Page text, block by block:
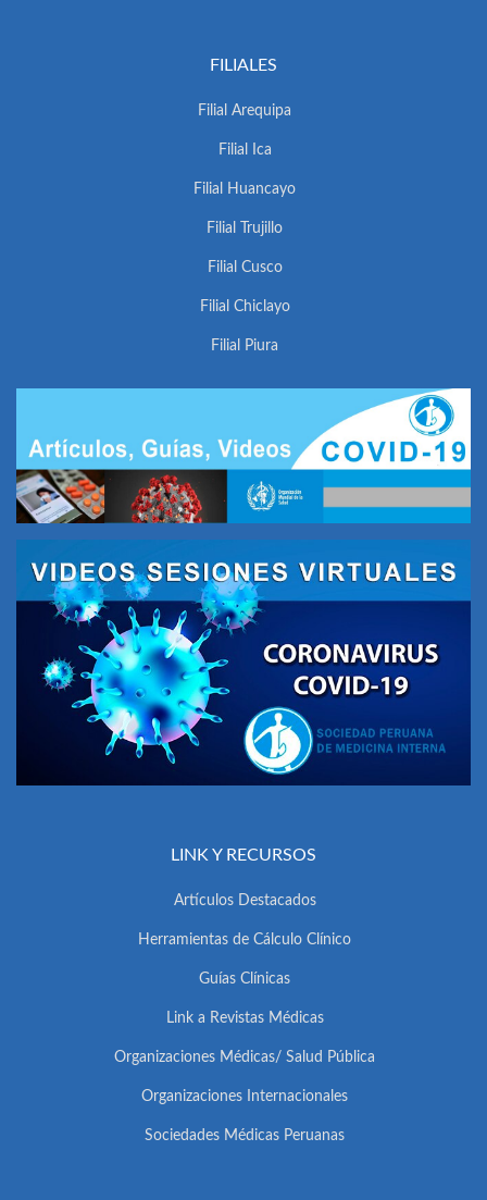
FILIALES
Filial Arequipa
Filial Ica
Filial Huancayo
Filial Trujillo
Filial Cusco
Filial Chiclayo
Filial Piura
LINK Y RECURSOS
Artículos Destacados
Herramientas de Cálculo Clínico
Guías Clínicas
Link a Revistas Médicas
Organizaciones Médicas/ Salud Pública
Organizaciones Internacionales
Sociedades Médicas Peruanas